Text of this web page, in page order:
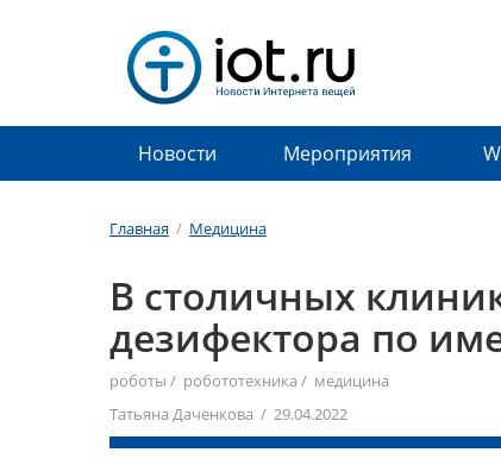
Новости Мероприятия
Главная / Медицина
В столичных
дезифектора по
роботы / робототехника / медицина
Татьяна Даченкова / 29.04.2022